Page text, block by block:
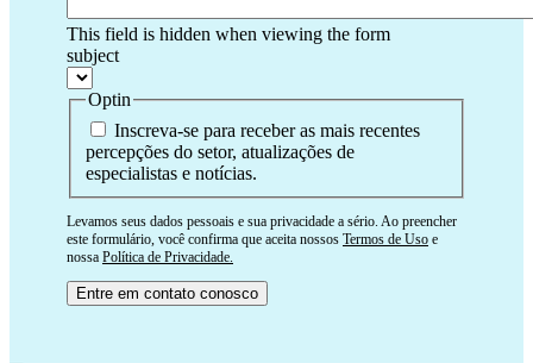
This field is hidden when viewing the form
subject
Optin
Inscreva-se para receber as mais recentes
percepções do setor, atualizações de
especialistas e notícias.
Levamos seus dados pessoais e sua privacidade a sério. Ao preencher
este formulário, você confirma que aceita nossos Termos de Uso e
nossa Política de Privacidade.